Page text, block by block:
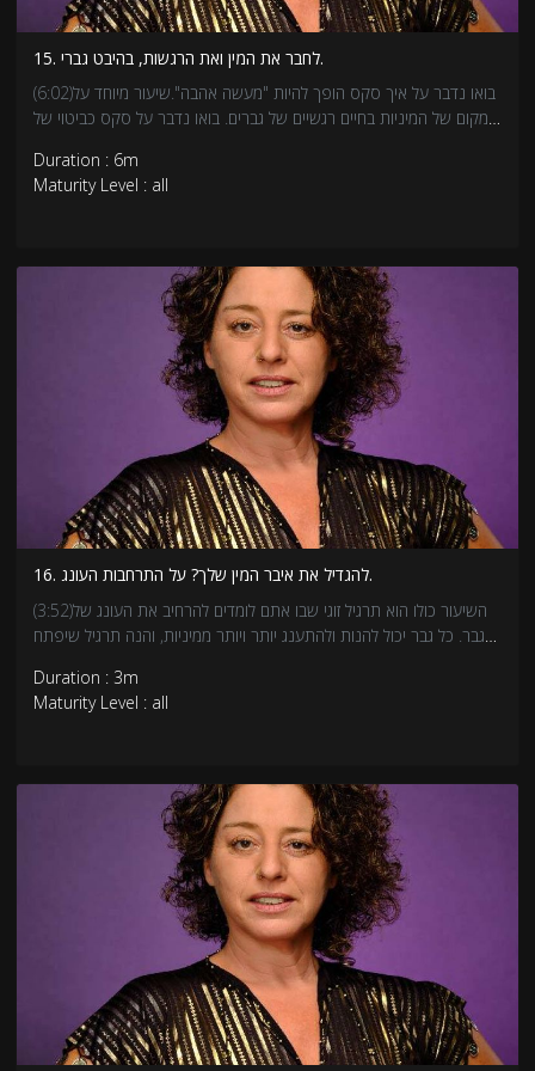
15. לחבר את המין ואת הרגשות, בהיבט גברי.
(6:02)בואו נדבר על איך סקס הופך להיות "מעשה אהבה".שיעור מיוחד על
המקום של המיניות בחיים רגשיים של גברים. בואו נדבר על סקס כביטוי של
למיניות. זה שיעור חשוב לחיים של כולנו, על איך אנחנו נכנסים לתוך
המפגש המיני שלנו.
Duration : 6m
Maturity Level : all
16. להגדיל את איבר המין שלך? על התרחבות העונג.
(3:52)השיעור כולו הוא תרגיל זוגי שבו אתם לומדים להרחיב את העונג של
הגבר. כל גבר יכול להנות ולהתענג יותר ויותר ממיניות, והנה תרגיל שיפתח
Duration : 3m
Maturity Level : all